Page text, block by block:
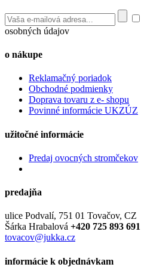
osobných údajov
o nákupe
Reklamačný poriadok
Obchodné podmienky
Doprava tovaru z e- shopu
Povinné informácie UKZÚZ
užitočné informácie
Predaj ovocných stromčekov
predajňa
ulice Podvalí, 751 01 Tovačov, CZ
Šárka Hrabalová +420 725 893 691
tovacov@jukka.cz
informácie k objednávkam